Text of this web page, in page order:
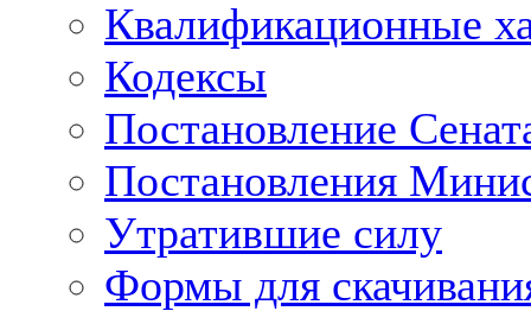
Квалификационные
Кодексы
Постановление
Постановления
Утратившие силу
Формы для